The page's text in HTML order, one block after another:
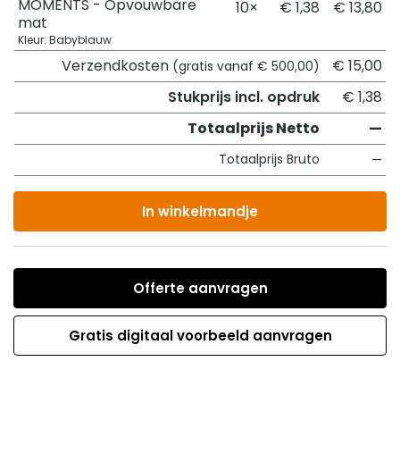
MOMENTS - Opvouwbare
mat
Kleur: Babyblauw
10× € 1,38 € 13,80
Verzendkosten (gratis vanaf € 500,00)
€ 15,00
Stukprijs incl. opdruk
€ 1,38
Totaalprijs Netto
—
Totaalprijs Bruto —
In winkelmandje
Offerte aanvragen
Gratis digitaal voorbeeld aanvragen